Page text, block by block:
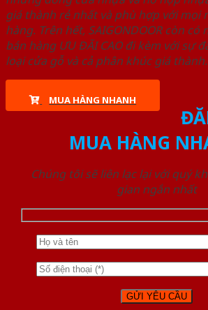
giá thành rẻ nhất và phù hợp với mọi
hàng. Trên hết, SAIGONDOOR còn
bán hàng ƯU ĐÃI CAO đi kèm với sự
loại cửa gỗ và cả phân khúc giá thành.
MUA HÀNG NHANH
MUA HÀNG
Chúng tôi sẽ liên lạc lại với quý
gian ngắn nhất